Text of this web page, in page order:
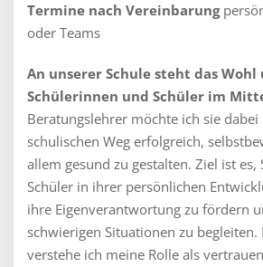
Termine nach Vereinbarung
oder Teams
An unserer Schule steht das Wohl
Schülerinnen und Schüler im
Beratungslehrer möchte ich sie
schulischen Weg erfolgreich,
allem gesund zu gestalten. Ziel ist es,
Schüler in ihrer persönlichen
ihre Eigenverantwortung zu fördern
schwierigen Situationen zu begleiten.
verstehe ich meine Rolle als